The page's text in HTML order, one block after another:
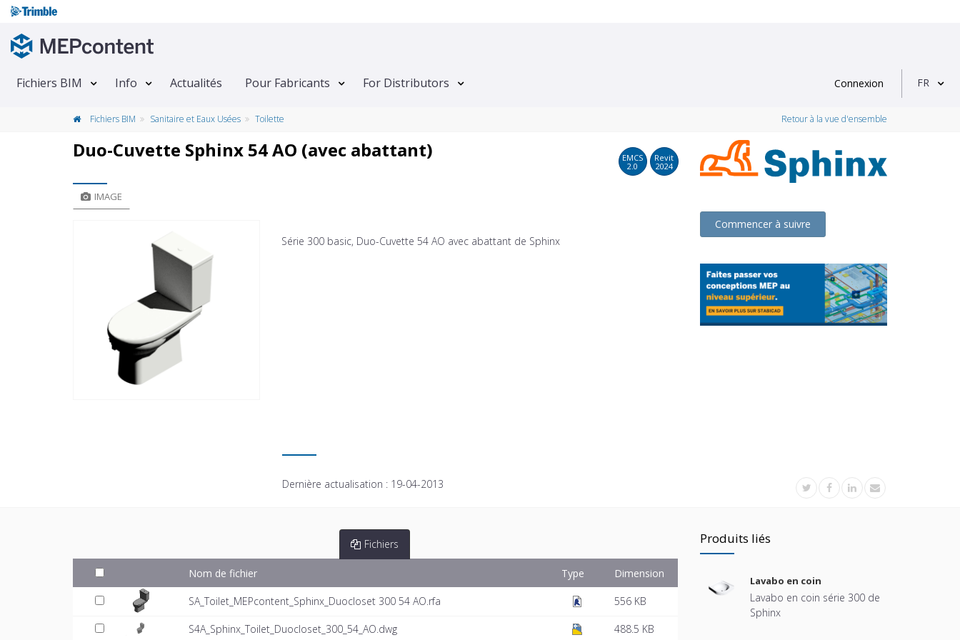
Fichiers BIM Info Actualités Pour Fabricants For Distributors Connexion FR
Fichiers BIM Sanitaire et Eaux Usées Toilette Retour à la vue d'ensemble
Duo-Cuvette Sphinx 54 AO (avec abattant)
EMCS
2.0
Revit
2024
IMAGE
Série 300 basic, Duo-Cuvette 54 AO avec abattant de Sphinx
Commencer à suivre
Dernière actualisation : 19-04-2013
Fichiers
Nom de fichier Type Dimension
SA_Toilet_MEPcontent_Sphinx_Duocloset 300 54 AO.rfa 556 KB
S4A_Sphinx_Toilet_Duocloset_300_54_AO.dwg 488.5 KB
Produits liés
Lavabo en coin
Lavabo en coin série 300 de
Sphinx